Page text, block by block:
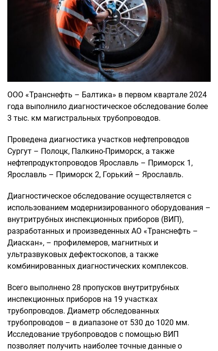
ООО «Транснефть – Балтика» в первом квартале 2024
года выполнило диагностическое обследование более
3 тыс. км магистральных трубопроводов.
Проведена диагностика участков нефтепроводов
Сургут – Полоцк, Палкино-Приморск, а также
нефтепродуктопроводов Ярославль – Приморск 1,
Ярославль – Приморск 2, Горький – Ярославль.
Диагностическое обследование осуществляется с
использованием модернизированного оборудования –
внутритрубных инспекционных приборов (ВИП),
разработанных и произведенных АО «Транснефть –
Диаскан», – профилемеров, магнитных и
ультразвуковых дефектоскопов, а также
комбинированных диагностических комплексов.
Всего выполнено 28 пропусков внутритрубных
инспекционных приборов на 19 участках
трубопроводов. Диаметр обследованных
трубопроводов – в диапазоне от 530 до 1020 мм.
Исследование трубопроводов с помощью ВИП
позволяет получить наиболее точные данные о